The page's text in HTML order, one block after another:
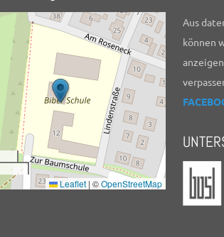
Leaflet | ©OpenStreetMap
Aus
können